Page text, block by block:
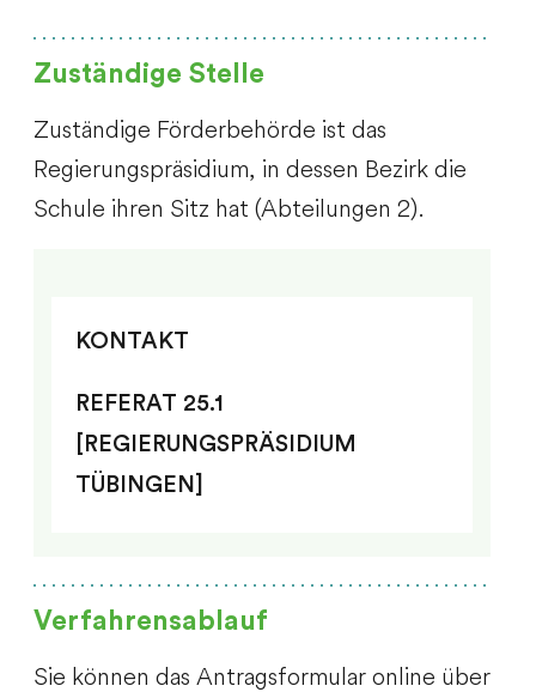
Zuständige Stelle
Zuständige Förderbehörde ist das
Regierungspräsidium, in dessen Bezirk die
Schule ihren Sitz hat (Abteilungen 2).
KONTAKT
REFERAT 25.1
[REGIERUNGSPRÄSIDIUM
TÜBINGEN]
Verfahrensablauf
Sie können das Antragsformular online über